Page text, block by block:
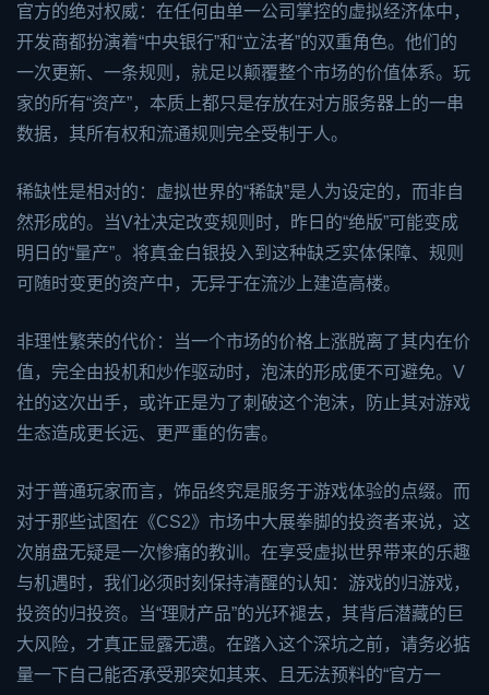
官方的绝对权威：在任何由单一公司掌控的虚拟经济体中，
开发商都扮演着“中央银行”和“立法者”的双重角色。他们的
一次更新、一条规则，就足以颠覆整个市场的价值体系。玩
家的所有“资产”，本质上都只是存放在对方服务器上的一串
数据，其所有权和流通规则完全受制于人。
稀缺性是相对的：虚拟世界的“稀缺”是人为设定的，而非自
然形成的。当V社决定改变规则时，昨日的“绝版”可能变成
明日的“量产”。将真金白银投入到这种缺乏实体保障、规则
可随时变更的资产中，无异于在流沙上建造高楼。
非理性繁荣的代价：当一个市场的价格上涨脱离了其内在价
值，完全由投机和炒作驱动时，泡沫的形成便不可避免。V
社的这次出手，或许正是为了刺破这个泡沫，防止其对游戏
生态造成更长远、更严重的伤害。
对于普通玩家而言，饰品终究是服务于游戏体验的点缀。而
对于那些试图在《CS2》市场中大展拳脚的投资者来说，这
次崩盘无疑是一次惨痛的教训。在享受虚拟世界带来的乐趣
与机遇时，我们必须时刻保持清醒的认知：游戏的归游戏，
投资的归投资。当“理财产品”的光环褪去，其背后潜藏的巨
大风险，才真正显露无遗。在踏入这个深坑之前，请务必掂
量一下自己能否承受那突如其来、且无法预料的“官方一